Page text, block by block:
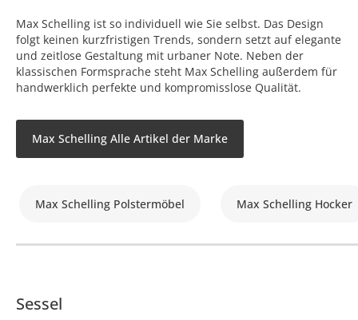
Max Schelling ist so individuell wie Sie selbst. Das Design
folgt keinen kurzfristigen Trends, sondern setzt auf elegante
und zeitlose Gestaltung mit urbaner Note. Neben der
klassischen Formsprache steht Max Schelling außerdem für
handwerklich perfekte und kompromisslose Qualität.
Max Schelling Alle Artikel der Marke
Max Schelling Polstermöbel Max Schelling Hocker
Sessel